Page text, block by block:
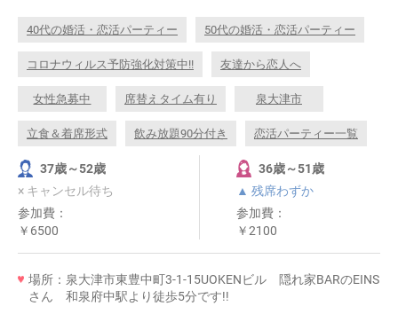
40代の婚活・恋活パーティー 50代の婚活・恋活パーティー
コロナウィルス予防強化対策中!! 友達から恋人へ
女性急募中 席替えタイム有り 泉大津市
立食＆着席形式 飲み放題90分付き 恋活パーティー一覧
37歳～52歳
× キャンセル待ち
参加費：
￥6500
36歳～51歳
▲ 残席わずか
参加費：
￥2100
場所：泉大津市東豊中町3-1-15UOKENビル 隠れ家BARのEINS
さん 和泉府中駅より徒歩5分です!!